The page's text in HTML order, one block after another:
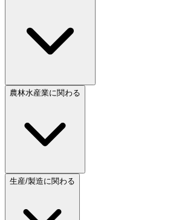
農林水産業に関わる
生産/製造に関わる